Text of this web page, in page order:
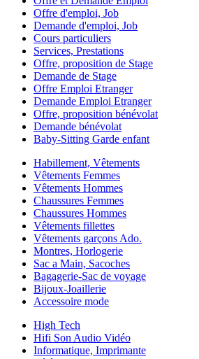
Offre d'emploi, Job
Demande d'emploi, Job
Cours particuliers
Services, Prestations
Offre, proposition de Stage
Demande de Stage
Offre Emploi Etranger
Demande Emploi Etranger
Offre, proposition bénévolat
Demande bénévolat
Baby-Sitting Garde enfant
Habillement, Vêtements
Vêtements Femmes
Vêtements Hommes
Chaussures Femmes
Chaussures Hommes
Vêtements fillettes
Vêtements garçons Ado.
Montres, Horlogerie
Sac a Main, Sacoches
Bagagerie-Sac de voyage
Bijoux-Joaillerie
Accessoire mode
High Tech
Hifi Son Audio Vidéo
Informatique, Imprimante